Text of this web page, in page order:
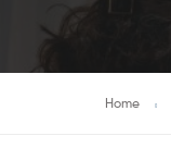
Home